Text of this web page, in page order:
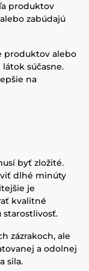
produktov
zabúdajú
produktov alebo
súčasne.
na
byť zložité.
dlhé minúty
je
kvalitné
zázrakoch, ale
a odolnej
sila.